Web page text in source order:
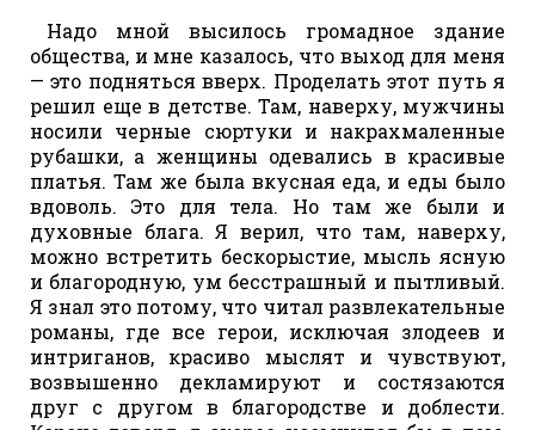
Надо мной высилось громадное здание
общества, и мне казалось, что выход для меня
— это подняться вверх. Проделать этот путь я
решил еще в детстве. Там, наверху, мужчины
носили черные сюртуки и накрахмаленные
рубашки, а женщины одевались в красивые
платья. Там же была вкусная еда, и еды было
вдоволь. Это для тела. Но там же были и
духовные блага. Я верил, что там, наверху,
можно встретить бескорыстие, мысль ясную
и благородную, ум бесстрашный и пытливый.
Я знал это потому, что читал развлекательные
романы, где все герои, исключая злодеев и
интриганов, красиво мыслят и чувствуют,
возвышенно декламируют и состязаются
друг с другом в благородстве и доблести.